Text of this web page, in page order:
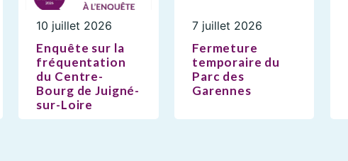
10 juillet 2026
Enquête sur la
fréquentation
du Centre-
Bourg de Juigné-
sur-Loire
7 juillet 2026
Fermeture
temporaire du
Parc des
Garennes